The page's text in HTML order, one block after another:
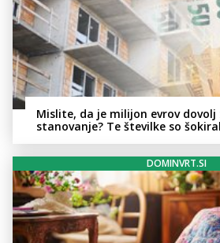
Mislite, da je milijon evrov dovolj
stanovanje? Te številke so
DOMINVRT.SI